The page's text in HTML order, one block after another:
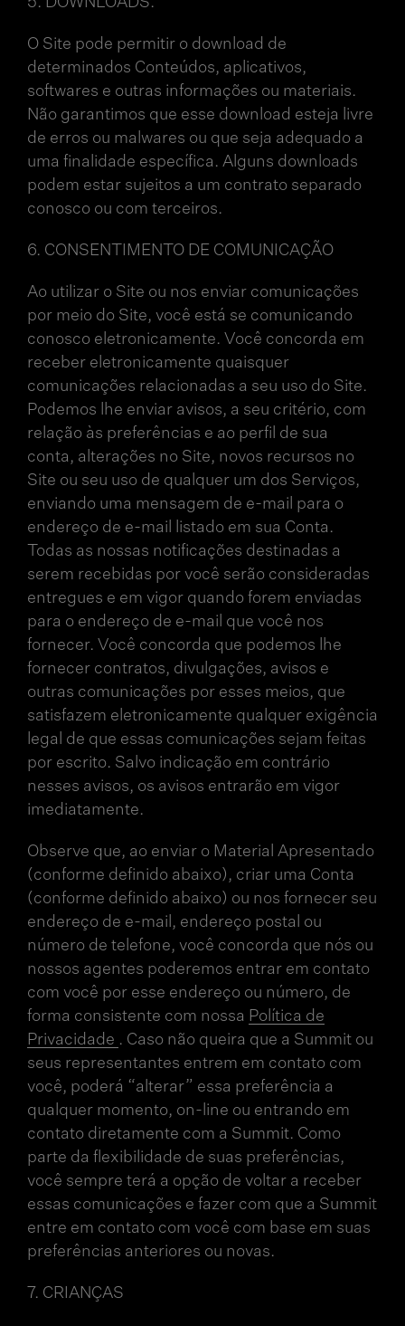
O Site pode permitir o download de
determinados Conteúdos, aplicativos,
softwares e outras informações ou materiais.
Não garantimos que esse download esteja livre
de erros ou malwares ou que seja adequado a
uma finalidade específica. Alguns downloads
podem estar sujeitos a um contrato separado
conosco ou com terceiros.
6. CONSENTIMENTO DE COMUNICAÇÃO
Ao utilizar o Site ou nos enviar comunicações
por meio do Site, você está se comunicando
conosco eletronicamente. Você concorda em
receber eletronicamente quaisquer
comunicações relacionadas a seu uso do Site.
Podemos lhe enviar avisos, a seu critério, com
relação às preferências e ao perfil de sua
conta, alterações no Site, novos recursos no
Site ou seu uso de qualquer um dos Serviços,
enviando uma mensagem de e-mail para o
endereço de e-mail listado em sua Conta.
Todas as nossas notificações destinadas a
serem recebidas por você serão consideradas
entregues e em vigor quando forem enviadas
para o endereço de e-mail que você nos
fornecer. Você concorda que podemos lhe
fornecer contratos, divulgações, avisos e
outras comunicações por esses meios, que
satisfazem eletronicamente qualquer exigência
legal de que essas comunicações sejam feitas
por escrito. Salvo indicação em contrário
nesses avisos, os avisos entrarão em vigor
imediatamente.
Observe que, ao enviar o Material Apresentado
(conforme definido abaixo), criar uma Conta
(conforme definido abaixo) ou nos fornecer seu
endereço de e-mail, endereço postal ou
número de telefone, você concorda que nós ou
nossos agentes poderemos entrar em contato
com você por esse endereço ou número, de
forma consistente com nossa Política de
Privacidade . Caso não queira que a Summit ou
seus representantes entrem em contato com
você, poderá “alterar” essa preferência a
qualquer momento, on-line ou entrando em
contato diretamente com a Summit. Como
parte da flexibilidade de suas preferências,
você sempre terá a opção de voltar a receber
essas comunicações e fazer com que a Summit
entre em contato com você com base em suas
preferências anteriores ou novas.
7. CRIANÇAS